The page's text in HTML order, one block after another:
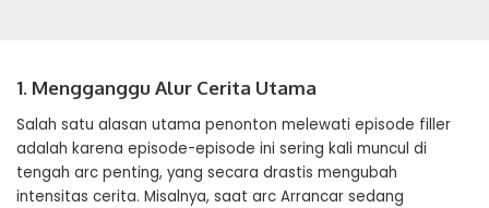
1. Mengganggu Alur Cerita Utama
Salah satu alasan utama penonton melewati episode filler
adalah karena episode-episode ini sering kali muncul di
tengah arc penting, yang secara drastis mengubah
intensitas cerita. Misalnya, saat arc Arrancar sedang